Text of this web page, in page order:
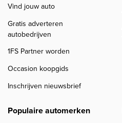
Vind jouw auto
Gratis adverteren
autobedrijven
1FS Partner worden
Occasion koopgids
Inschrijven nieuwsbrief
Populaire automerken